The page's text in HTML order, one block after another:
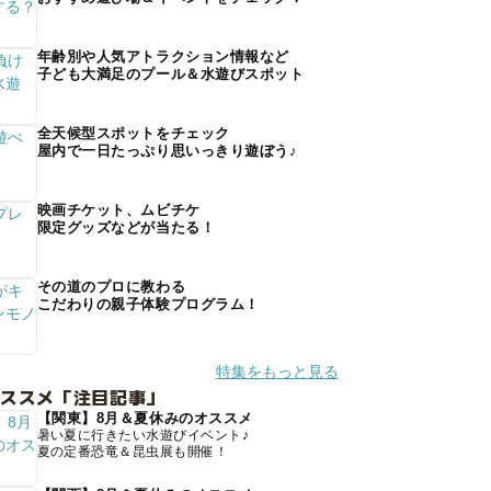
年齢別や人気アトラクション情報など
子ども大満足のプール＆水遊びスポット
全天候型スポットをチェック
屋内で一日たっぷり思いっきり遊ぼう♪
映画チケット、ムビチケ
限定グッズなどが当たる！
その道のプロに教わる
こだわりの親子体験プログラム！
特集をもっと見る
スメ「注目記事」
【関東】8月＆夏休みのオススメ
暑い夏に行きたい水遊びイベント♪
夏の定番恐竜＆昆虫展も開催！